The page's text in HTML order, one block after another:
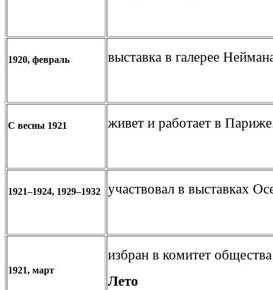
1920, февраль выставка в галерее
С весны 1921 живет и работает в
1921–1924, 1929–1932 участвовал в выставках
1921, март
избран в комитет
Лето